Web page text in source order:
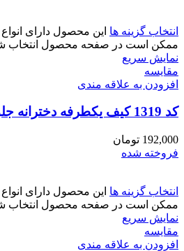
انتخاب گزینه ها این محصول دارای
ممکن است در صفحه محصول انتخاب
نمایش سریع
مقايسه
افزودن به علاقه مندی
کد 1319 کیف یکطرفه دخترانه جلو جیب
192,000 تومان
فروخته شده
انتخاب گزینه ها این محصول دارای
ممکن است در صفحه محصول انتخاب
نمایش سریع
مقايسه
افزودن به علاقه مندی